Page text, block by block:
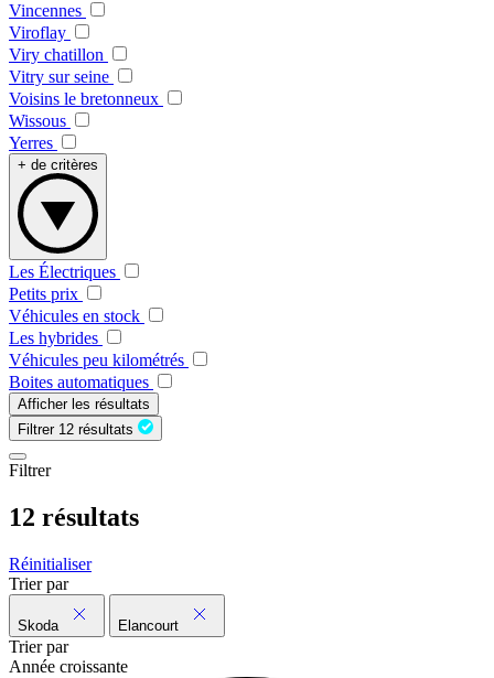
Vincennes
Viroflay
Viry chatillon
Vitry sur seine
Voisins le bretonneux
Wissous
Yerres
+ de critères
Les Électriques
Petits prix
Véhicules en stock
Les hybrides
Véhicules peu kilométrés
Boites automatiques
Afficher les résultats
Filtrer 12 résultats
Filtrer
12 résultats
Réinitialiser
Trier par
Skoda Elancourt
Trier par
Année croissante